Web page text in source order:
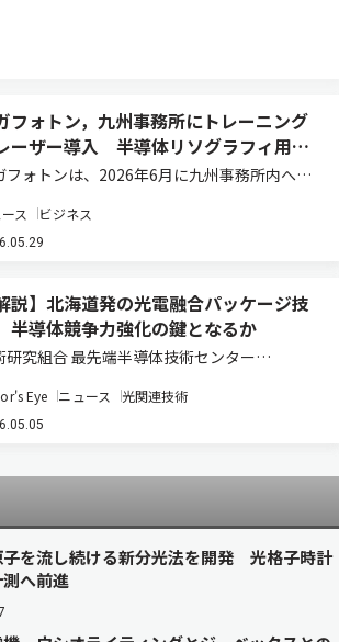
フォトン，九州事務所にトレーニング
ーザー導入 半導体リソグラフィ用光
サポート体制を強化
フォトンは、2026年6月に九州事務所内へト
強化すると発表した（ニュースリリース）。
、AI需要の拡大を背景に半導体産業の成長が
ス ビジネス
説】北海道発の光電融合パッケージ技
半導体競争力強化の鍵となるか
研究組合 最先端半導体技術センター
開発は、日本の半導体戦略において重要な転
を示している。ポスト5G時代におけるデー
…
Eye ニュース 光関連技術
子を流し続ける新分光法を開発 光格子時計
へ前進